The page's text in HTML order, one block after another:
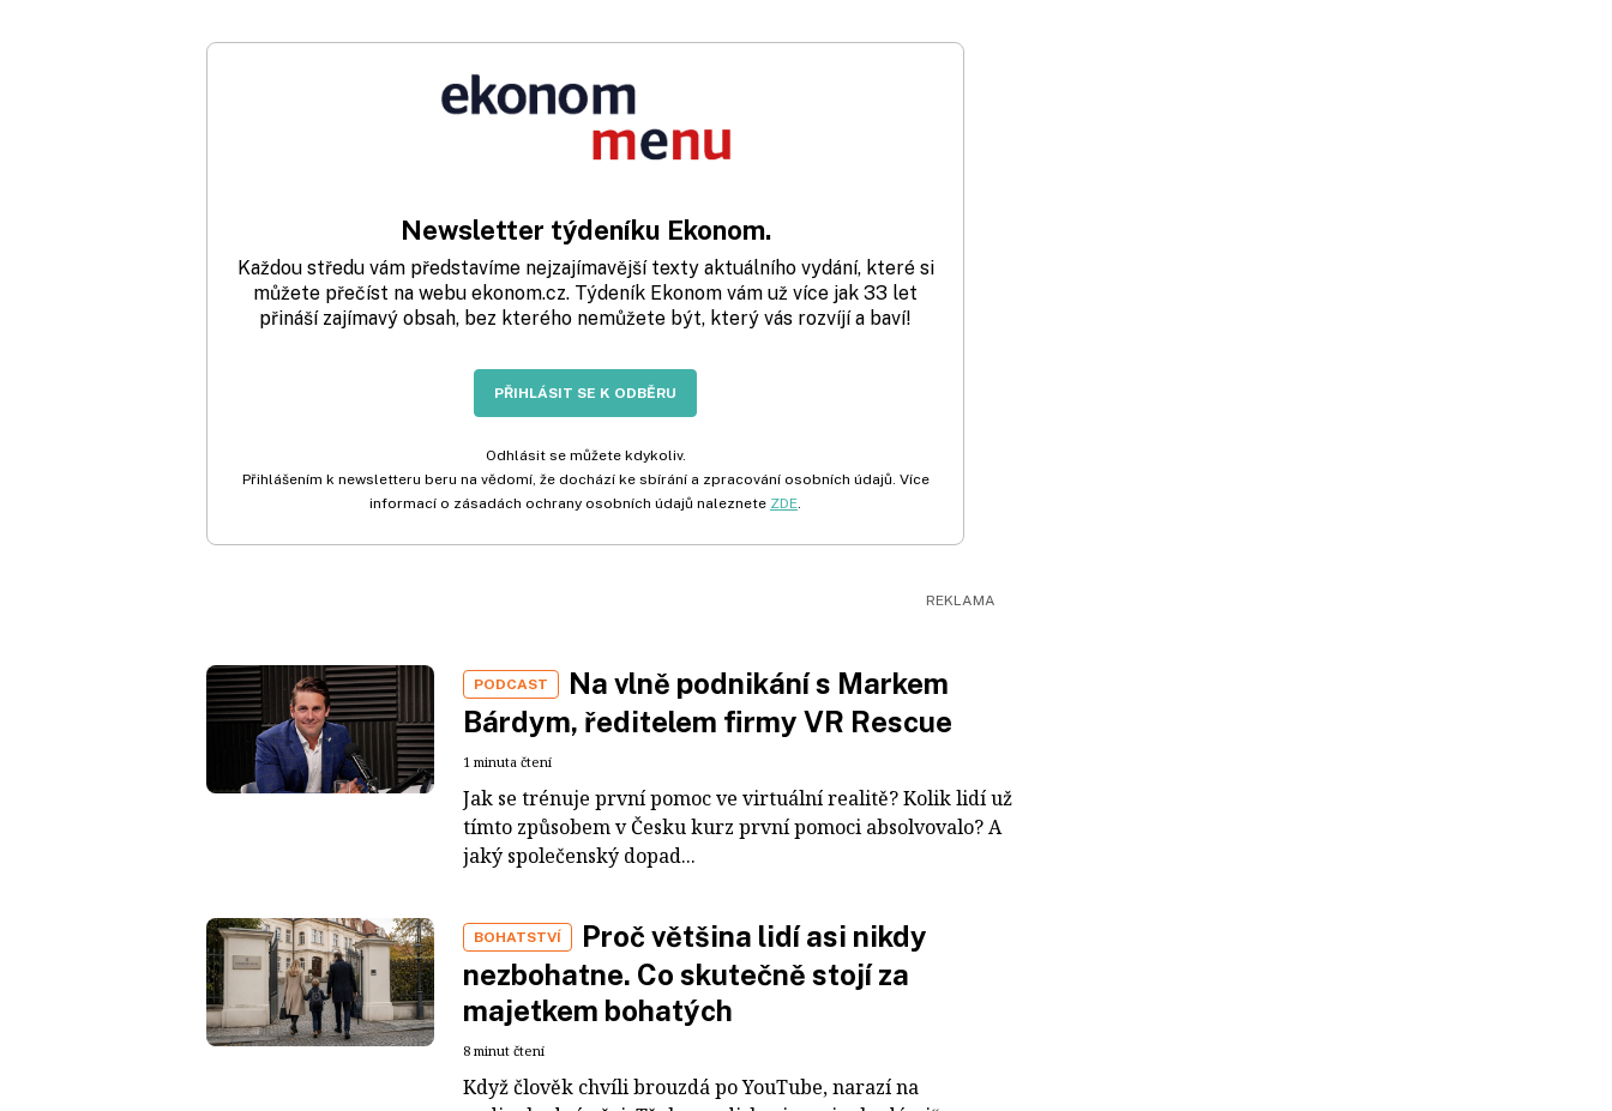
Newsletter týdeníku Ekonom.
Každou středu vám představíme nejzajímavější texty aktuálního vydání, které si
můžete přečíst na webu ekonom.cz. Týdeník Ekonom vám už více jak 33 let
přináší zajímavý obsah, bez kterého nemůžete být, který vás rozvíjí a baví!
PŘIHLÁSIT SE K ODBĚRU
Odhlásit se můžete kdykoliv.
Přihlášením k newsletteru beru na vědomí, že dochází ke sbírání a zpracování osobních údajů. Více
informací o zásadách ochrany osobních údajů naleznete ZDE.
PODCAST
Na vlně podnikání s Markem
Bárdym, ředitelem firmy VR Rescue
1 minuta čtení
Jak se trénuje první pomoc ve virtuální realitě? Kolik lidí už
tímto způsobem v Česku kurz první pomoci absolvovalo? A
jaký společenský dopad...
BOHATSTVÍ
Proč většina lidí asi nikdy
nezbohatne. Co skutečně stojí za
majetkem bohatých
8 minut čtení
Když člověk chvíli brouzdá po YouTube, narazí na